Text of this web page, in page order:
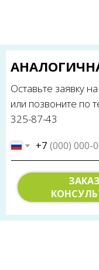
Оставьте заявку
или позвоните по
325-87-43
+7